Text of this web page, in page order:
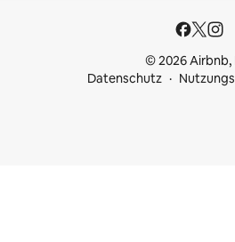
© 2026 Airbnb,
Datenschutz